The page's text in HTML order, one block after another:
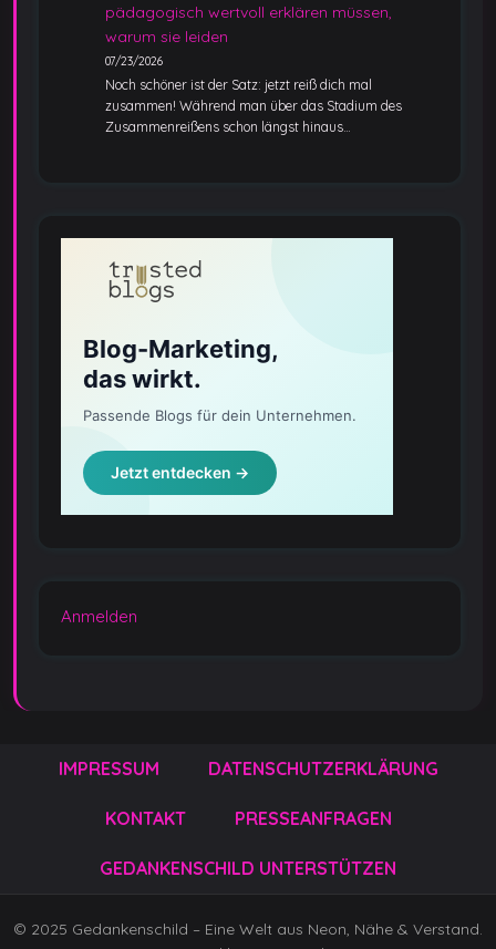
pädagogisch wertvoll erklären müssen,
warum sie leiden
07/23/2026
Noch schöner ist der Satz: jetzt reiß dich mal
zusammen! Während man über das Stadium des
Zusammenreißens schon längst hinaus…
Anmelden
IMPRESSUM DATENSCHUTZERKLÄRUNG
KONTAKT PRESSEANFRAGEN
GEDANKENSCHILD UNTERSTÜTZEN
© 2025 Gedankenschild – Eine Welt aus Neon, Nähe & Verstand.